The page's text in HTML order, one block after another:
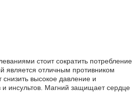
стоит сократить потребление
является отличным противником
снизить высокое давление и
инсультов. Магний защищает сердце